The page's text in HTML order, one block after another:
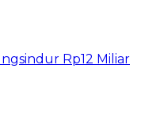
Rp12 Miliar